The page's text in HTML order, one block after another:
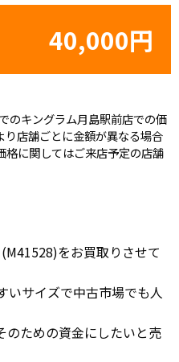
40,000円
のキングラム月島駅前店での価
店舗ごとに金額が異なる場合
格に関してはご来店予定の店舗
をお買取りさせて
いサイズで中古市場でも人
のための資金にしたいと売